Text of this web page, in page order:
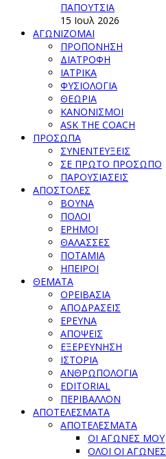
ΠΑΠΟΥΤΣΙΑ
15 Ιουλ 2026
ΑΓΩΝΙΖΟΜΑΙ
ΠΡΟΠΟΝΗΣΗ
ΔΙΑΤΡΟΦΗ
ΙΑΤΡΙΚΑ
ΦΥΣΙΟΛΟΓΙΑ
ΘΕΩΡΙΑ
ΚΑΝΟΝΙΣΜΟΙ
ASK THE COACH
ΠΡΟΣΩΠΑ
ΣΥΝΕΝΤΕΥΞΕΙΣ
ΣΕ ΠΡΩΤΟ ΠΡΟΣΩΠΟ
ΠΑΡΟΥΣΙΑΣΕΙΣ
ΑΠΟΣΤΟΛΕΣ
ΒΟΥΝΑ
ΠΟΛΟΙ
ΕΡΗΜΟΙ
ΘΑΛΑΣΣΕΣ
ΠΟΤΑΜΙΑ
ΗΠΕΙΡΟΙ
ΘΕΜΑΤΑ
ΟΡΕΙΒΑΣΙΑ
ΑΠΟΔΡΑΣΕΙΣ
ΕΡΕΥΝΑ
ΑΠΟΨΕΙΣ
ΕΞΕΡΕΥΝΗΣΗ
ΙΣΤΟΡΙΑ
ΑΝΘΡΩΠΟΛΟΓΙΑ
EDITORIAL
ΠΕΡΙΒΑΛΛΟΝ
ΑΠΟΤΕΛΕΣΜΑΤΑ
ΑΠΟΤΕΛΕΣΜΑΤΑ
ΟΙ ΑΓΩΝΕΣ ΜΟΥ
ΟΛΟΙ ΟΙ ΑΓΩΝΕΣ